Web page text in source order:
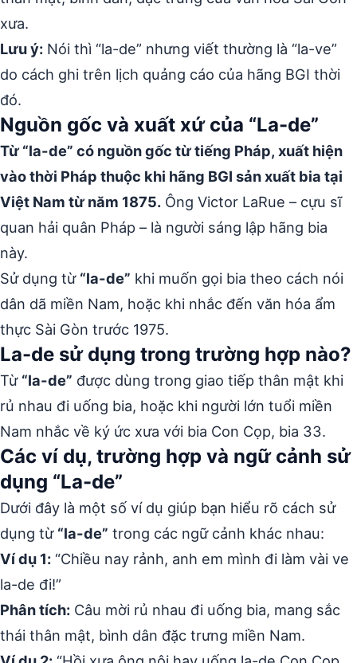
xưa.
Lưu ý: Nói thì “la-de” nhưng viết thường là “la-ve”
do cách ghi trên lịch quảng cáo của hãng BGI thời
đó.
Nguồn gốc và xuất xứ của “La-de”
Từ “la-de” có nguồn gốc từ tiếng Pháp, xuất hiện
vào thời Pháp thuộc khi hãng BGI sản xuất bia tại
Việt Nam từ năm 1875. Ông Victor LaRue – cựu sĩ
quan hải quân Pháp – là người sáng lập hãng bia
này.
Sử dụng từ “la-de” khi muốn gọi bia theo cách nói
dân dã miền Nam, hoặc khi nhắc đến văn hóa ẩm
thực Sài Gòn trước 1975.
La-de sử dụng trong trường hợp nào?
Từ “la-de” được dùng trong giao tiếp thân mật khi
rủ nhau đi uống bia, hoặc khi người lớn tuổi miền
Nam nhắc về ký ức xưa với bia Con Cọp, bia 33.
Các ví dụ, trường hợp và ngữ cảnh sử
dụng “La-de”
Dưới đây là một số ví dụ giúp bạn hiểu rõ cách sử
dụng từ “la-de” trong các ngữ cảnh khác nhau:
Ví dụ 1: “Chiều nay rảnh, anh em mình đi làm vài ve
la-de đi!”
Phân tích: Câu mời rủ nhau đi uống bia, mang sắc
thái thân mật, bình dân đặc trưng miền Nam.